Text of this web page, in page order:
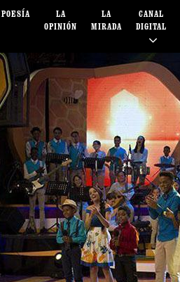
POESÍA
LA
OPINIÓN
LA
MIRADA
CANAL
DIGITAL